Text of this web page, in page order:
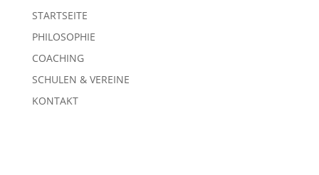
STARTSEITE
PHILOSOPHIE
COACHING
SCHULEN & VEREINE
KONTAKT